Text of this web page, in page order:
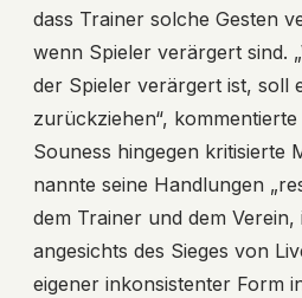
dass Trainer solche Gesten
wenn Spieler verärgert sind.
der Spieler verärgert ist, soll
zurückziehen“, kommentierte
Souness hingegen kritisierte
nannte seine Handlungen
dem Trainer und dem Verein,
angesichts des Sieges von
eigener inkonsistenter Form